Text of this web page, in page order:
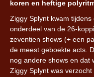
koren en heftige
Ziggy Splynt kwam
onderdeel van de 26-
zeventien shows (+ een
de meest geboekte acts.
nog andere shows en dat
Ziggy Splynt was